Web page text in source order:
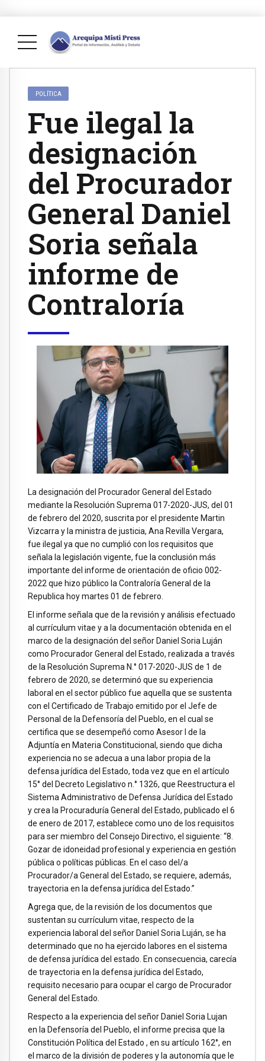
POLÍTICA
Fue ilegal la
designación
del Procurador
General Daniel
Soria señala
informe de
Contraloría
La designación del Procurador General del Estado
mediante la Resolución Suprema 017-2020-JUS, del 01
de febrero del 2020, suscrita por el presidente Martin
Vizcarra y la ministra de justicia, Ana Revilla Vergara,
fue ilegal ya que no cumplió con los requisitos que
señala la legislación vigente, fue la conclusión más
importante del informe de orientación de oficio 002-
2022 que hizo público la Contraloría General de la
Republica hoy martes 01 de febrero.
El informe señala que de la revisión y análisis efectuado
al currículum vitae y a la documentación obtenida en el
marco de la designación del señor Daniel Soria Luján
como Procurador General del Estado, realizada a través
de la Resolución Suprema N.° 017-2020-JUS de 1 de
febrero de 2020, se determinó que su experiencia
laboral en el sector público fue aquella que se sustenta
con el Certificado de Trabajo emitido por el Jefe de
Personal de la Defensoría del Pueblo, en el cual se
certifica que se desempeñó como Asesor I de la
Adjuntía en Materia Constitucional, siendo que dicha
experiencia no se adecua a una labor propia de la
defensa jurídica del Estado, toda vez que en el artículo
15° del Decreto Legislativo n.° 1326, que Reestructura el
Sistema Administrativo de Defensa Jurídica del Estado
y crea la Procuraduría General del Estado, publicado el 6
de enero de 2017, establece como uno de los requisitos
para ser miembro del Consejo Directivo, el siguiente: “8.
Gozar de idoneidad profesional y experiencia en gestión
pública o políticas públicas. En el caso del/a
Procurador/a General del Estado, se requiere, además,
trayectoria en la defensa jurídica del Estado.”
Agrega que, de la revisión de los documentos que
sustentan su currículum vitae, respecto de la
experiencia laboral del señor Daniel Soria Luján, se ha
determinado que no ha ejercido labores en el sistema
de defensa jurídica del estado. En consecuencia, carecía
de trayectoria en la defensa jurídica del Estado,
requisito necesario para ocupar el cargo de Procurador
General del Estado.
Respecto a la experiencia del señor Daniel Soria Lujan
en la Defensoría del Pueblo, el informe precisa que la
Constitución Política del Estado , en su artículo 162°, en
el marco de la división de poderes y la autonomía que le